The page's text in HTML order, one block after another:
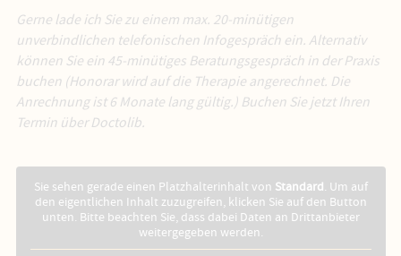
Gerne lade ich Sie zu einem max. 20-minütigen
unverbindlichen telefonischen Infogespräch ein. Alternativ
können Sie ein 45-minütiges Beratungsgespräch in der Praxis
buchen (Honorar wird auf die Therapie angerechnet. Die
Anrechnung ist 6 Monate lang gültig.) Buchen Sie jetzt Ihren
Termin über Doctolib.
Sie sehen gerade einen Platzhalterinhalt von Standard. Um auf
den eigentlichen Inhalt zuzugreifen, klicken Sie auf den Button
unten. Bitte beachten Sie, dass dabei Daten an Drittanbieter
weitergegeben werden.